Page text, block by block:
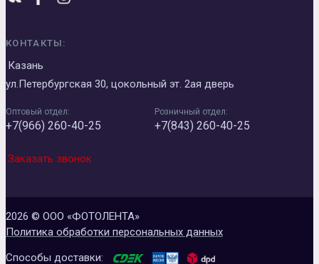
КОНТАКТЫ:
Казань
ул.Петербургская 30, цокольный эт. 2ая дверь
Оптовый отдел:
+7(966) 260-40-25
Розничный отдел:
+7(843) 260-40-25
Заказать звонок
2026 © ООО «ФОТОЛЕНТА»
Политика обработки персональных данных
Способы доставки: